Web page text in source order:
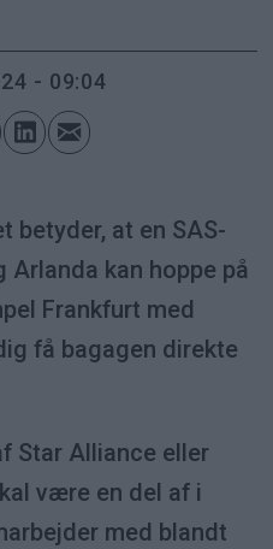
- 09:04
betyder, at en SAS-
Arlanda kan hoppe på
Frankfurt med
få bagagen direkte
Star Alliance eller
være en del af i
med blandt